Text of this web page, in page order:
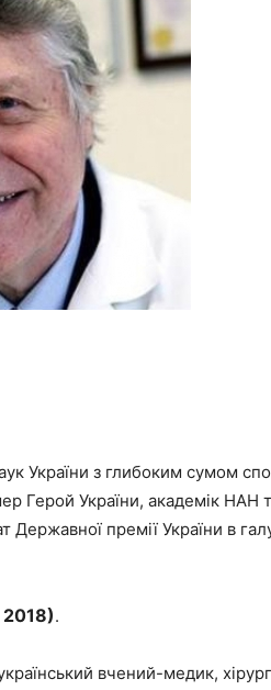
України з глибоким сумом
Герой України, академік НАН
премії України в
.
вчений-медик,